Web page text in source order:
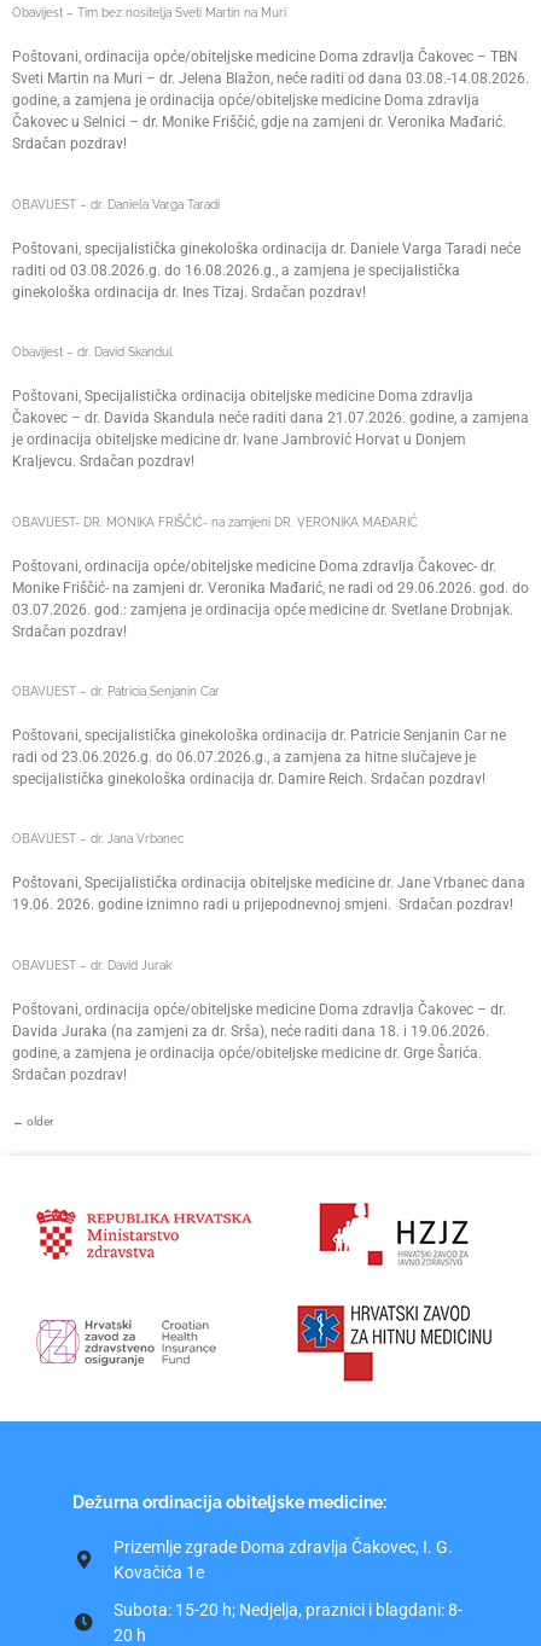
Obavijest – Tim bez nositelja Sveti Martin na Muri
Poštovani, ordinacija opće/obiteljske medicine Doma zdravlja Čakovec – TBN
Sveti Martin na Muri – dr. Jelena Blažon, neće raditi od dana 03.08.-14.08.2026.
godine, a zamjena je ordinacija opće/obiteljske medicine Doma zdravlja
Čakovec u Selnici – dr. Monike Friščić, gdje na zamjeni dr. Veronika Mađarić.
Srdačan pozdrav!
OBAVIJEST – dr. Daniela Varga Taradi
Poštovani, specijalistička ginekološka ordinacija dr. Daniele Varga Taradi neće
raditi od 03.08.2026.g. do 16.08.2026.g., a zamjena je specijalistička
ginekološka ordinacija dr. Ines Tizaj. Srdačan pozdrav!
Obavijest – dr. David Skandul
Poštovani, Specijalistička ordinacija obiteljske medicine Doma zdravlja
Čakovec – dr. Davida Skandula neće raditi dana 21.07.2026. godine, a zamjena
je ordinacija obiteljske medicine dr. Ivane Jambrović Horvat u Donjem
Kraljevcu. Srdačan pozdrav!
OBAVIJEST- DR. MONIKA FRIŠČIĆ- na zamjeni DR. VERONIKA MAĐARIĆ
Poštovani, ordinacija opće/obiteljske medicine Doma zdravlja Čakovec- dr.
Monike Friščić- na zamjeni dr. Veronika Mađarić, ne radi od 29.06.2026. god. do
03.07.2026. god.: zamjena je ordinacija opće medicine dr. Svetlane Drobnjak.
Srdačan pozdrav!
OBAVIJEST – dr. Patricia Senjanin Car
Poštovani, specijalistička ginekološka ordinacija dr. Patricie Senjanin Car ne
radi od 23.06.2026.g. do 06.07.2026.g., a zamjena za hitne slučajeve je
specijalistička ginekološka ordinacija dr. Damire Reich. Srdačan pozdrav!
OBAVIJEST – dr. Jana Vrbanec
Poštovani, Specijalistička ordinacija obiteljske medicine dr. Jane Vrbanec dana
19.06. 2026. godine iznimno radi u prijepodnevnoj smjeni. Srdačan pozdrav!
OBAVIJEST – dr. David Jurak
Poštovani, ordinacija opće/obiteljske medicine Doma zdravlja Čakovec – dr.
Davida Juraka (na zamjeni za dr. Srša), neće raditi dana 18. i 19.06.2026.
godine, a zamjena je ordinacija opće/obiteljske medicine dr. Grge Šarića.
Srdačan pozdrav!
← older
Dežurna ordinacija obiteljske medicine:
Prizemlje zgrade Doma zdravlja Čakovec, I. G.
Kovačića 1e
Subota: 15-20 h; Nedjelja, praznici i blagdani: 8-
20 h